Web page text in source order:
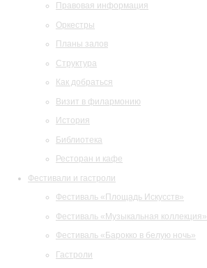
Правовая информация
Оркестры
Планы залов
Структура
Как добраться
Визит в филармонию
История
Библиотека
Ресторан и кафе
Фестивали и гастроли
Фестиваль «Площадь Искусств»
Фестиваль «Музыкальная коллекция»
Фестиваль «Барокко в белую ночь»
Гастроли